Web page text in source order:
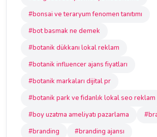
#bonsai ve teraryum fenomen tanıtımı
#bot basmak ne demek
#botanik dükkanı lokal reklam
#botanik influencer ajans fiyatları
#botanik markaları dijital pr
#botanik park ve fidanlık lokal seo reklam
#boy uzatma ameliyatı pazarlama
#branding
#branding ajansı